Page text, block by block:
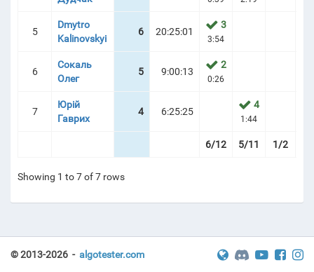
5
Dmytro
Kalinovskyi
6 20:25:01
3
3:54
6
Сокаль
Олег
5 9:00:13
2
0:26
7
Юрій
Гаврих
4 6:25:25
4
1:44
6/12 5/11 1/2
Showing 1 to 7 of 7 rows
© 2013-2026 - algotester.com